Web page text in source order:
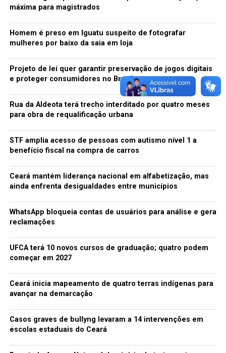
máxima para magistrados
Homem é preso em Iguatu suspeito de fotografar
mulheres por baixo da saia em loja
Projeto de lei quer garantir preservação de jogos digitais
e proteger consumidores no Brasil
Rua da Aldeota terá trecho interditado por quatro meses
para obra de requalificação urbana
STF amplia acesso de pessoas com autismo nível 1 a
benefício fiscal na compra de carros
Ceará mantém liderança nacional em alfabetização, mas
ainda enfrenta desigualdades entre municípios
WhatsApp bloqueia contas de usuários para análise e gera
reclamações
UFCA terá 10 novos cursos de graduação; quatro podem
começar em 2027
Ceará inicia mapeamento de quatro terras indígenas para
avançar na demarcação
Casos graves de bullyng levaram a 14 intervenções em
escolas estaduais do Ceará